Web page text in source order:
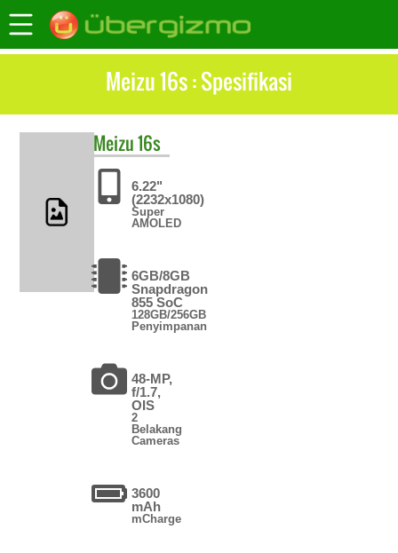
Meizu 16s : Spesifikasi
Meizu16s
6.22"
(2232x1080)
Super
AMOLED
6GB/8GB
Snapdragon
855 SoC
128GB/256GB
Penyimpanan
48-MP,
f/1.7,
OIS
2
Belakang
Cameras
3600
mAh
mCharge